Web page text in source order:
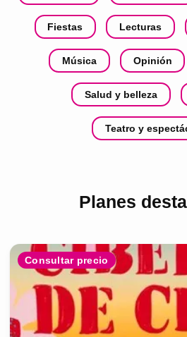
Fiestas Lecturas
Música Opinión
Salud y belleza
Teatro y
Planes
Consultar precio